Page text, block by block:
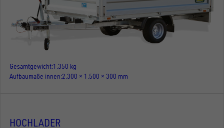
Gesamtgewicht 1.350 kg
Aufbaumaße innen 2.300 × 1.500 × 300 mm
HOCHLADER